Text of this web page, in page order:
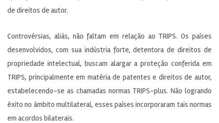
de direitos de autor.
Controvérsias, aliás, não faltam em relação ao TRIPS. Os países
desenvolvidos, com sua indústria forte, detentora de direitos de
propriedade intelectual, buscam alargar a proteção conferida em
TRIPS, principalmente em matéria de patentes e direitos de autor,
estabelecendo-se as chamadas normas TRIPS-plus. Não logrando
êxito no âmbito multilateral, esses países incorporaram tais normas
em acordos bilaterais.